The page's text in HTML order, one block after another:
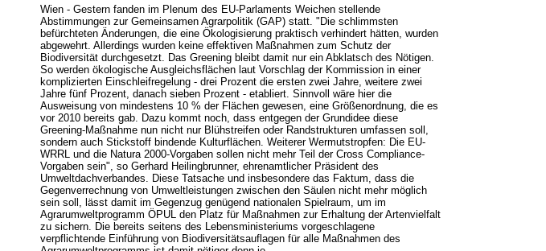
Wien - Gestern fanden im Plenum des EU-Parlaments Weichen stellende
Abstimmungen zur Gemeinsamen Agrarpolitik (GAP) statt. "Die schlimmsten
befürchteten Änderungen, die eine Ökologisierung praktisch verhindert hätten, wurden
abgewehrt. Allerdings wurden keine effektiven Maßnahmen zum Schutz der
Biodiversität durchgesetzt. Das Greening bleibt damit nur ein Abklatsch des Nötigen.
So werden ökologische Ausgleichsflächen laut Vorschlag der Kommission in einer
komplizierten Einschleifregelung - drei Prozent die ersten zwei Jahre, weitere zwei
Jahre fünf Prozent, danach sieben Prozent - etabliert. Sinnvoll wäre hier die
Ausweisung von mindestens 10 % der Flächen gewesen, eine Größenordnung, die es
vor 2010 bereits gab. Dazu kommt noch, dass entgegen der Grundidee diese
Greening-Maßnahme nun nicht nur Blühstreifen oder Randstrukturen umfassen soll,
sondern auch Stickstoff bindende Kulturflächen. Weiterer Wermutstropfen: Die EU-
WRRL und die Natura 2000-Vorgaben sollen nicht mehr Teil der Cross Compliance-
Vorgaben sein", so Gerhard Heilingbrunner, ehrenamtlicher Präsident des
Umweltdachverbandes. Diese Tatsache und insbesondere das Faktum, dass die
Gegenverrechnung von Umweltleistungen zwischen den Säulen nicht mehr möglich
sein soll, lässt damit im Gegenzug genügend nationalen Spielraum, um im
Agrarumweltprogramm ÖPUL den Platz für Maßnahmen zur Erhaltung der Artenvielfalt
zu sichern. Die bereits seitens des Lebensministeriums vorgeschlagene
verpflichtende Einführung von Biodiversitätsauflagen für alle Maßnahmen des